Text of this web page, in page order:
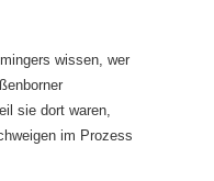
wissen, wer
sie dort waren,
im Prozess